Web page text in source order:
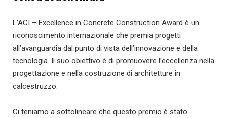
L’ACI – Excellence in Concrete Construction Award è un
riconoscimento internazionale che premia progetti
all’avanguardia dal punto di vista dell’innovazione e della
tecnologia. Il suo obiettivo è di promuovere l’eccellenza nella
progettazione e nella costruzione di architetture in
calcestruzzo.
Ci teniamo a sottolineare che questo premio è stato